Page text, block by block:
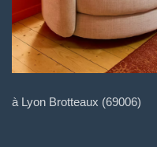
à Lyon Brotteaux (69006)